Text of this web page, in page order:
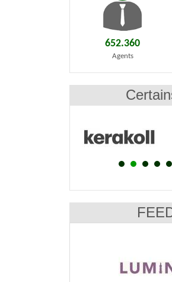
652.360
Agents